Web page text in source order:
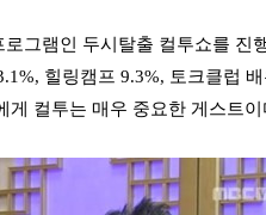
그램인 두시탈출 컬투쇼를 진
힐링캠프 9.3%, 토크클럽
게 컬투는 매우 중요한 게스트이